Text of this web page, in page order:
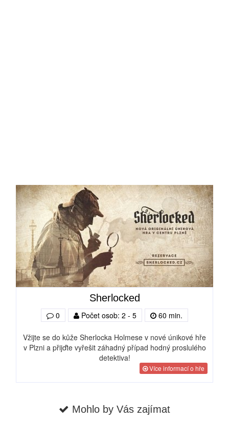
Sherlocked
0 Počet osob: 2 - 5 60 min.
Vžijte se do kůže Sherlocka Holmese v nové únikové hře
v Plzni a přijďte vyřešit záhadný případ hodný proslulého
detektiva!
Více informací o hře
Mohlo by Vás zajímat